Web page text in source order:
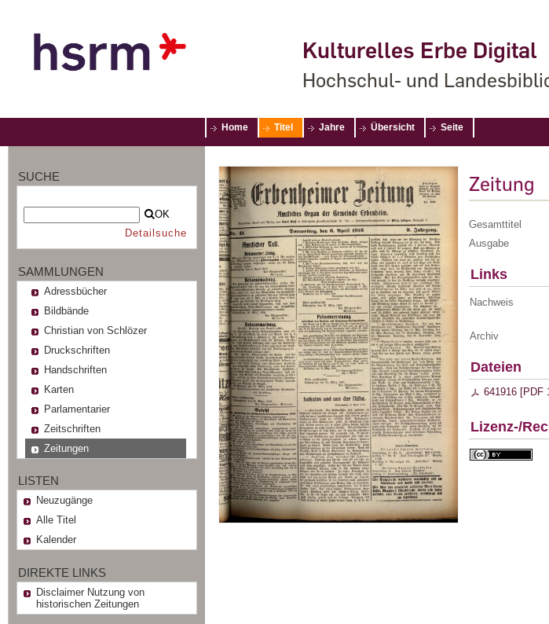
Kulturelles Erbe Digital
Hochschul- und
Home Titel Jahre Übersicht Seite
SUCHE
OK
Detailsuche
SAMMLUNGEN
Adressbücher
Bildbände
Christian von Schlözer
Druckschriften
Handschriften
Karten
Parlamentarier
Zeitschriften
Zeitungen
LISTEN
Neuzugänge
Alle Titel
Kalender
DIREKTE LINKS
Disclaimer Nutzung von
historischen Zeitungen
Zeitung
Gesamttitel
Ausgabe
Links
Nachweis
Archiv
Dateien
641916 [PDF
Lizenz-/